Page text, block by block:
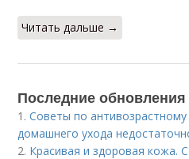
Читать дальше →
Последние обновления
1.Советы по
домашнего ухода
2. Красивая и здоровая кожа.